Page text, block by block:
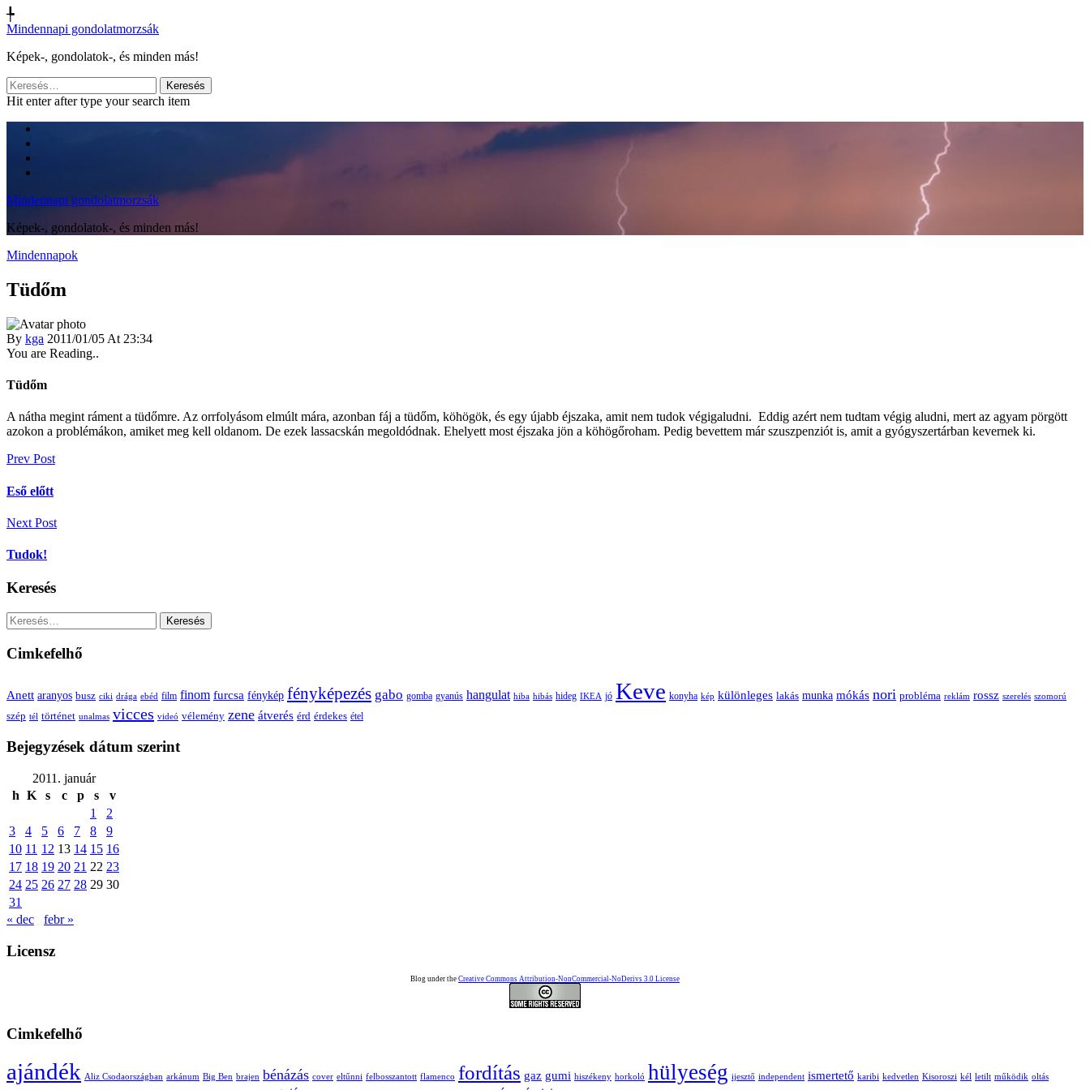
╄
Mindennapi gondolatmorzsák
Képek-, gondolatok-, és minden más!
Keresés:
Hit enter after type your search item
Mindennapi gondolatmorzsák
Képek-, gondolatok-, és minden más!
Mindennapok
Tüdőm
By kga 2011/01/05 At 23:34
You are Reading..
Tüdőm
A nátha megint ráment a tüdőmre. Az orrfolyásom elmúlt mára, azonban fáj a tüdőm, köhögök, és egy újabb éjszaka, amit nem tudok végigaludni. Eddig azért nem tudtam végig aludni, mert az agyam pörgött
azokon a problémákon, amiket meg kell oldanom. De ezek lassacskán megoldódnak. Ehelyett most éjszaka jön a köhögőroham. Pedig bevettem már szuszpenziót is, amit a gyógyszertárban kevernek ki.
Bejegyzés
navigáció
Prev Post
Eső előtt
Next Post
Tudok!
Keresés
Keresés:
Cimkefelhő
Anett aranyos busz ciki drága ebéd film finom furcsa fénykép fényképezés gabo gomba gyanús hangulat hiba hibás hideg IKEA jó Keve konyha kép különleges lakás munka mókás nori probléma reklám rossz szerelés szomorú
szép tél történet unalmas vicces videó vélemény zene átverés érd érdekes étel
Bejegyzések dátum szerint
2011. január
h K s c p s
v
1
2
3
4 5 6 7 8
9
10 11 12 13 14 15 16
17 18 19 20 21 22 23
24 25 26 27 28 29 30
31
« dec
febr »
Licensz
Blog under the Creative Commons Attribution-NonCommercial-NoDerivs 3.0 License
Cimkefelhő
ajándék Aliz Csodaországban arkánum Big Ben brajen bénázás cover eltűnni felbosszantott flamenco fordítás gaz gumi hiszékeny horkoló hülyeség ijesztő independent ismertető karibi kedvetlen Kisoroszi kél letilt működik oltás